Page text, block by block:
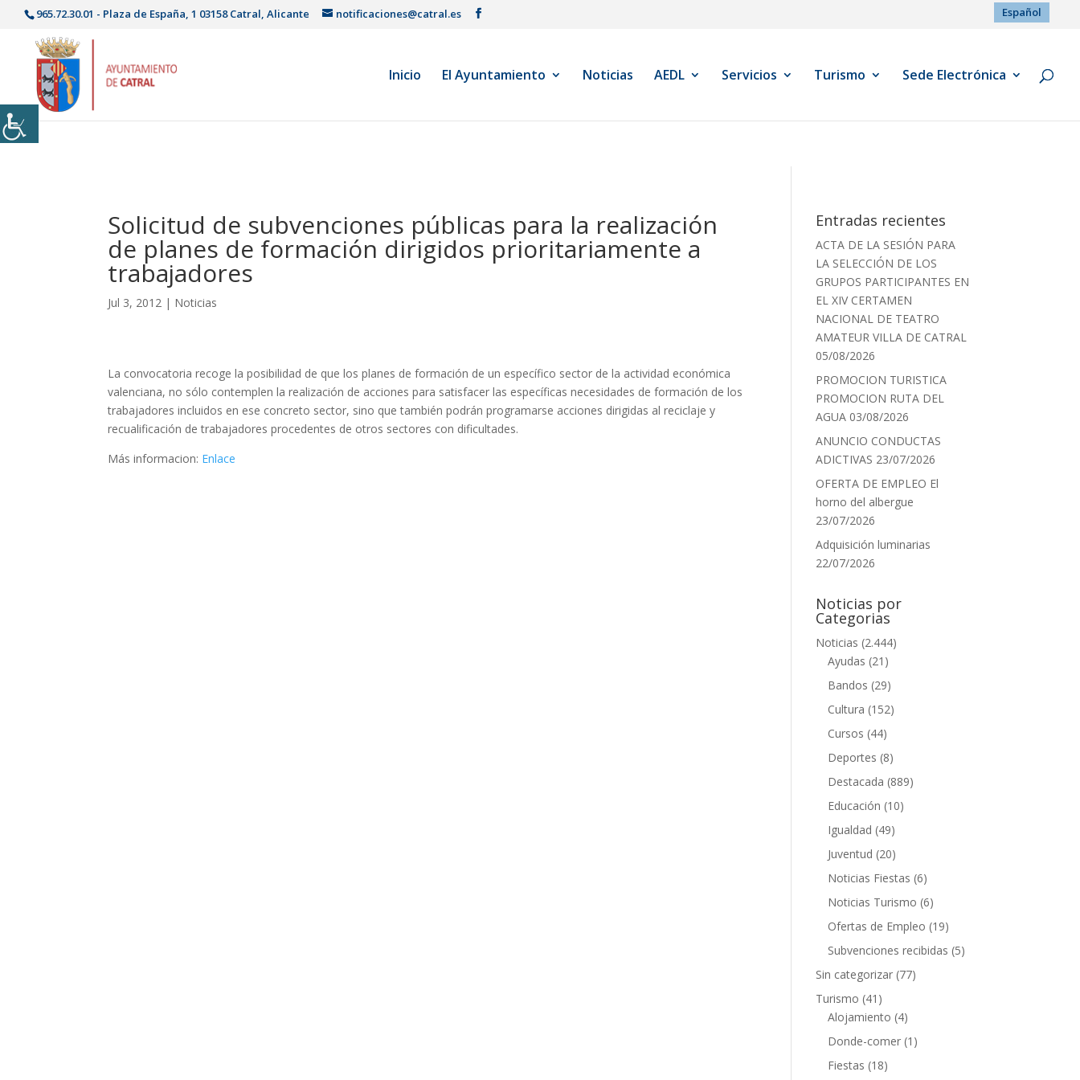
965.72.30.01 - Plaza de España, 1 03158 Catral, Alicante notificaciones@catral.es Español
Inicio El Ayuntamiento Noticias AEDL Servicios Turismo Sede Electrónica
Solicitud de subvenciones públicas para la realización
de planes de formación dirigidos prioritariamente a
trabajadores
Jul 3, 2012 | Noticias
La convocatoria recoge la posibilidad de que los planes de formación de un específico sector de la actividad económica
valenciana, no sólo contemplen la realización de acciones para satisfacer las específicas necesidades de formación de los
trabajadores incluidos en ese concreto sector, sino que también podrán programarse acciones dirigidas al reciclaje y
recualificación de trabajadores procedentes de otros sectores con dificultades.
Más informacion: Enlace
Entradas recientes
ACTA DE LA SESIÓN PARA
LA SELECCIÓN DE LOS
GRUPOS PARTICIPANTES EN
EL XIV CERTAMEN
NACIONAL DE TEATRO
AMATEUR VILLA DE CATRAL
05/08/2026
PROMOCION TURISTICA
PROMOCION RUTA DEL
AGUA 03/08/2026
ANUNCIO CONDUCTAS
ADICTIVAS 23/07/2026
OFERTA DE EMPLEO El
horno del albergue
23/07/2026
Adquisición luminarias
22/07/2026
Noticias por
Categorias
Noticias (2.444)
Ayudas (21)
Bandos (29)
Cultura (152)
Cursos (44)
Deportes (8)
Destacada (889)
Educación (10)
Igualdad (49)
Juventud (20)
Noticias Fiestas (6)
Noticias Turismo (6)
Ofertas de Empleo (19)
Subvenciones recibidas (5)
Sin categorizar (77)
Turismo (41)
Alojamiento (4)
Donde-comer (1)
Fiestas (18)